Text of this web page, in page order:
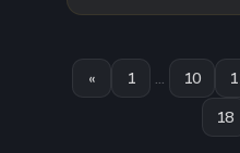
« 1 … 10
18